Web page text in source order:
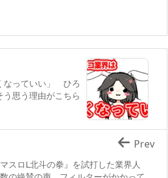
なっていい」 ひろ
う思う理由がこちら
マスロL北斗の拳』を試打した業界人
Prev